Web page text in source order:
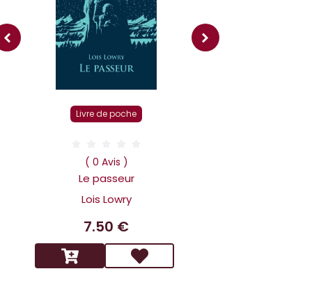
Livre de poche
( 0 Avis )
Le passeur
Lois Lowry
7.50 €